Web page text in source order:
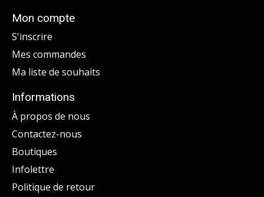
Mon compte
S'inscrire
Mes commandes
Ma liste de souhaits
Informations
À propos de nous
Contactez-nous
Boutiques
Infolettre
Politique de retour